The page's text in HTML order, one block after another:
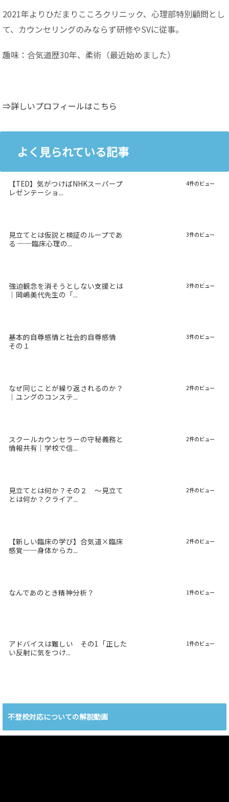
2021年よりひだまりこころクリニック、心理部特別顧問とし
て、カウンセリングのみならず研修やSVに従事。
趣味：合気道歴30年、柔術（最近始めました）
⇒詳しいプロフィールはこちら
よく見られている記事
【TED】気がつけばNHKスーパープ
レゼンテーショ...
4件のビュー
見立てとは仮説と検証のループであ
る ──臨床心理の...
3件のビュー
強迫観念を消そうとしない支援とは
｜岡嶋美代先生の「...
3件のビュー
基本的自尊感情と社会的自尊感情
その１
3件のビュー
なぜ同じことが繰り返されるのか？
｜ユングのコンステ...
2件のビュー
スクールカウンセラーの守秘義務と
情報共有｜学校で信...
2件のビュー
見立てとは何か？その２ 〜見立て
とは何か？クライア...
2件のビュー
【新しい臨床の学び】合気道×臨床
感覚──身体からカ...
2件のビュー
なんであのとき精神分析？ 1件のビュー
アドバイスは難しい その1「正した
い反射に気をつけ...
1件のビュー
不登校対応についての解説動画